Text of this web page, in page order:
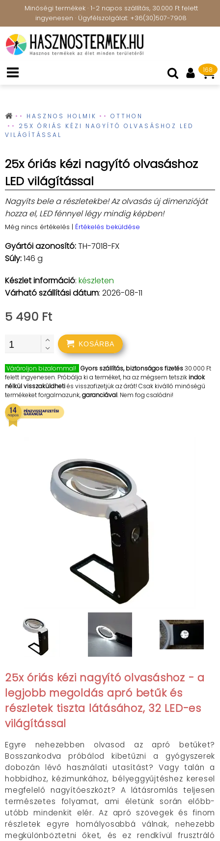
Minőségi termékek · 1-2 napos szállítás, 30.000 Ft felett
ingyenesen · Ügyfélszolgálat: +36(30)507-7908
168
HASZNOS HOLMIK
OTTHON
25X ÓRIÁS KÉZI NAGYÍTÓ OLVASÁSHOZ LED
VILÁGÍTÁSSAL
25x óriás kézi nagyító olvasáshoz
LED világítással
Nagyíts bele a részletekbe! Az olvasás új dimenzióját
hozza el, LED fénnyel légy mindig képben!
Még nincs értékelés | Értékelés beküldése
Gyártói azonosító:TH-7018-FX
Súly:146 g
Készlet információ: készleten
Várható szállítási dátum: 2026-08-11
5 490 Ft
KOSÁRBA
Várároljon bizalommal! Gyors szállítás, biztonságos fizetés30.000 Ft
felett ingyenesen. Próbálja ki a terméket, ha az mégsem tetszikindok
nélkül visszaküldhetiés visszafizetjük az árát! Csak kiválló minőségű
termékeket forgalmazunk,garanciával. Nem fog csalódni!
25x óriás kézi nagyító olvasáshoz - a
legjobb megoldás apró betűk és
részletek tiszta látásához, 32 LED-es
világítással
Egyre nehezebben olvasod az apró betűket?
Bosszankodva próbálod kibetűzni a gyógyszerek
dobozán lévő használati utasítást? Vagy talán a
hobbidhoz, kézimunkához, bélyeggyűjtéshez keresel
megfelelő nagyítóeszközt? A látásromlás teljesen
természetes folyamat, ami életünk során előbb-
utóbb mindenkit elér. Az apró szövegek és finom
részletek egyre homályosabbá válnak, nehezebb
megkülönböztetni őket, és ez rendkívül frusztráló